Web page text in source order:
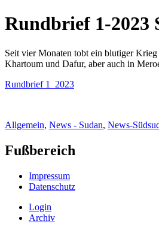
Rundbrief 1-2023
Seit vier Monaten tobt ein blutiger
Khartoum und Dafur, aber auch in
Rundbrief 1_2023
Allgemein, News - Sudan, News-
Fußbereich
Impressum
Datenschutz
Login
Archiv